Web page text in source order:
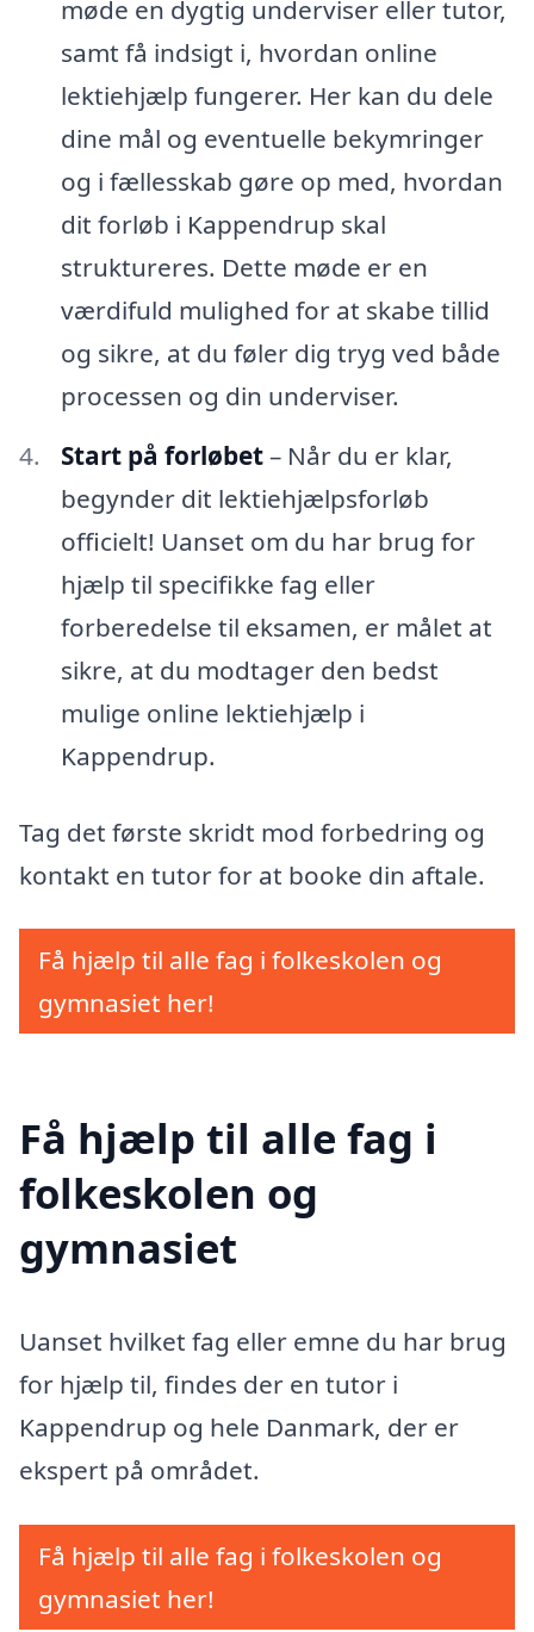
møde en dygtig underviser eller tutor,
samt få indsigt i, hvordan online
lektiehjælp fungerer. Her kan du dele
dine mål og eventuelle bekymringer
og i fællesskab gøre op med, hvordan
dit forløb i Kappendrup skal
struktureres. Dette møde er en
værdifuld mulighed for at skabe tillid
og sikre, at du føler dig tryg ved både
processen og din underviser.
Start på forløbet– Når du er klar,
begynder dit lektiehjælpsforløb
officielt! Uanset om du har brug for
hjælp til specifikke fag eller
forberedelse til eksamen, er målet at
sikre, at du modtager den bedst
mulige online lektiehjælp i
Kappendrup.
Tag det første skridt mod forbedring og
kontakt en tutor for at booke din aftale.
Få hjælp til alle fag i folkeskolen og
gymnasiet her!
Få hjælp til alle fag i
folkeskolen og
gymnasiet
Uanset hvilket fag eller emne du har brug
for hjælp til, findes der en tutor i
Kappendrup og hele Danmark, der er
ekspert på området.
Få hjælp til alle fag i folkeskolen og
gymnasiet her!